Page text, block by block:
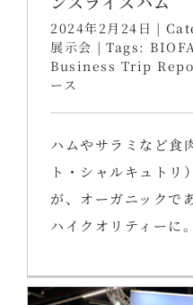
2024年2月24日 |
展示会 | Tags:
Business Trip
ース
ハムやサラミなど食
ト・シャルキュトリ
が、オーガニックで
ハイクオリティーに。